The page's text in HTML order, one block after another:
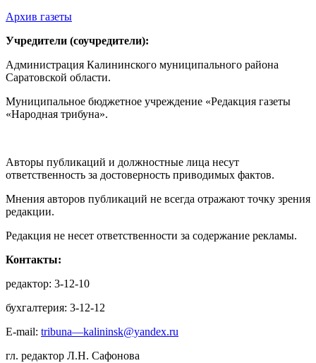
Архив газеты
Учредители (соучредители):
Администрация Калининского муниципального района
Саратовской области.
Муниципальное бюджетное учреждение «Редакция газеты
«Народная трибуна».
Авторы публикаций и должностные лица несут
ответственность за достоверность приводимых фактов.
Мнения авторов публикаций не всегда отражают точку зрения
редакции.
Редакция не несет ответственности за содержание рекламы.
Контакты:
редактор: 3-12-10
бухгалтерия: 3-12-12
E-mail: tribuna—kalininsk@yandex.ru
гл. редактор Л.Н. Сафонова